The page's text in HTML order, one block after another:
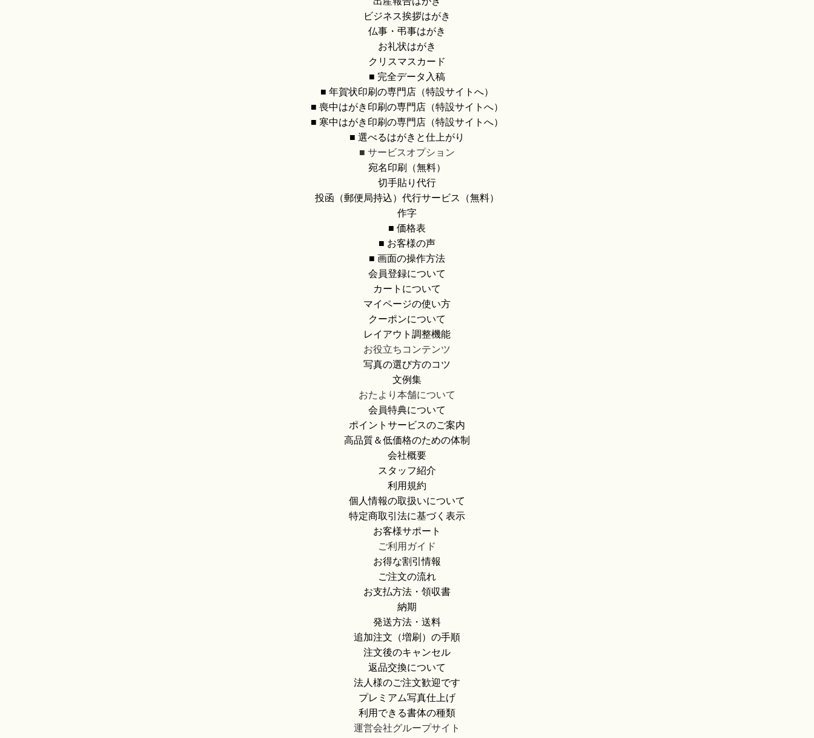
ビジネス挨拶はがき
仏事・弔事はがき
お礼状はがき
クリスマスカード
■ 完全データ入稿
■ 年賀状印刷の専門店（特設サイトへ）
■ 喪中はがき印刷の専門店（特設サイトへ）
■ 寒中はがき印刷の専門店（特設サイトへ）
■ 選べるはがきと仕上がり
■ サービスオプション
宛名印刷（無料）
切手貼り代行
投函（郵便局持込）代行サービス（無料）
作字
■ 価格表
■ お客様の声
■ 画面の操作方法
会員登録について
カートについて
マイページの使い方
クーポンについて
レイアウト調整機能
お役立ちコンテンツ
写真の選び方のコツ
文例集
おたより本舗について
会員特典について
ポイントサービスのご案内
高品質＆低価格のための体制
会社概要
スタッフ紹介
利用規約
個人情報の取扱いについて
特定商取引法に基づく表示
お客様サポート
ご利用ガイド
お得な割引情報
ご注文の流れ
お支払方法・領収書
納期
発送方法・送料
追加注文（増刷）の手順
注文後のキャンセル
返品交換について
法人様のご注文歓迎です
プレミアム写真仕上げ
利用できる書体の種類
運営会社グループサイト